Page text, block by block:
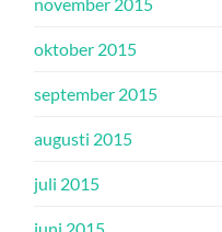
november 2015
oktober 2015
september 2015
augusti 2015
juli 2015